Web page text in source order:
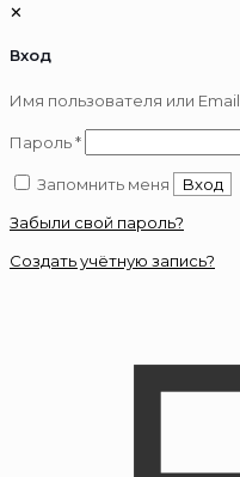
✕
Вход
Имя пользователя или Email
Пароль*Обязательно
Запомнить меня
Вход
Забыли свой пароль?
Создать учётную запись?